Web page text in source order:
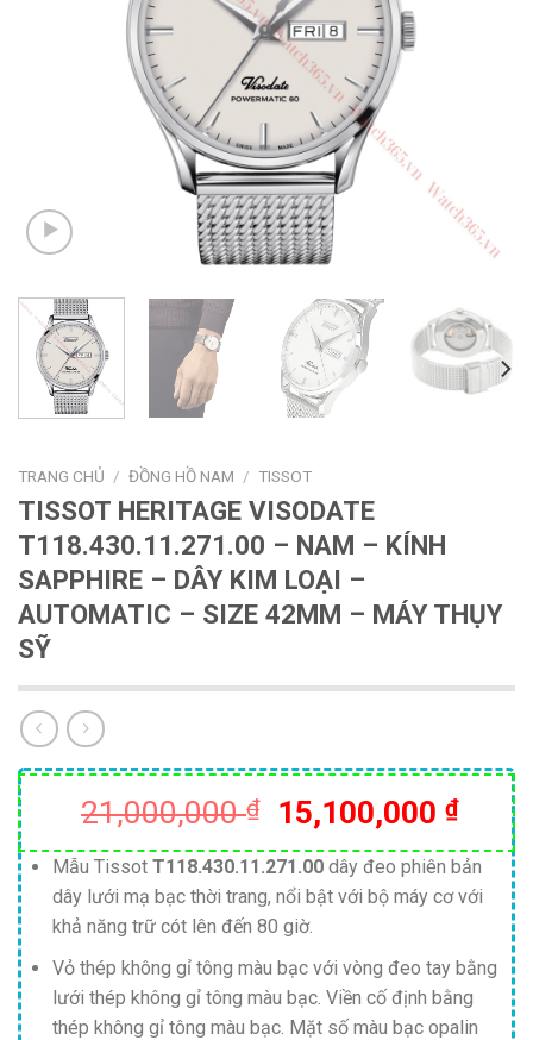
TRANG CHỦ / ĐỒNG HỒ NAM / TISSOT
TISSOT HERITAGE VISODATE
T118.430.11.271.00 – NAM – KÍNH
SAPPHIRE – DÂY KIM LOẠI –
AUTOMATIC – SIZE 42MM – MÁY THỤY
SỸ
21,000,000₫
Giá
gốc
là:
21,000,000 ₫.
15,100,000 ₫Giá
hiện
tại
là:
Mẫu Tissot T118.430.11.271.00dây đeo phiên bản
dây lưới mạ bạc thời trang, nổi bật với bộ máy cơ với
khả năng trữ cót lên đến 80 giờ.
Vỏ thép không gỉ tông màu bạc với vòng đeo tay bằng
lưới thép không gỉ tông màu bạc. Viền cố định bằng
thép không gỉ tông màu bạc. Mặt số màu bạc opalin